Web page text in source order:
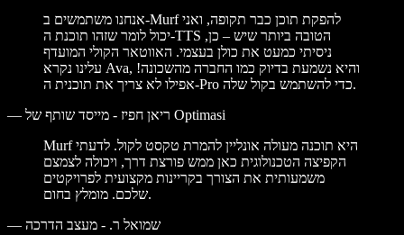
אנחנו משתמשים ב-Murf להפקת תוכן כבר תקופה, ואני
יכול לומר שזהו תוכנת ה-TTS הטובה ביותר שיש – כן,
ניסיתי כמעט את כולן בעצמי. האווטאר הקולי המועדף
עלינו נקרא Ava, והיא נשמעת בדיוק כמו החברה מהשכונה!
אפילו לא צריך את תוכנית ה-Pro כדי להשתמש בקול שלה.
—
ריאן חפיז - מייסד שותף של Optimasi
Murf היא תוכנה מעולה אונליין להמרת טקסט לקול. לדעתי
הקפיצה הטכנולוגית כאן ממש פורצת דרך, ויכולה לצמצם
משמעותית את הצורך בקריינות מקצועית לפרויקטים
שלכם. מומלץ בחום.
— שמואל ר. - מעצב הדרכה